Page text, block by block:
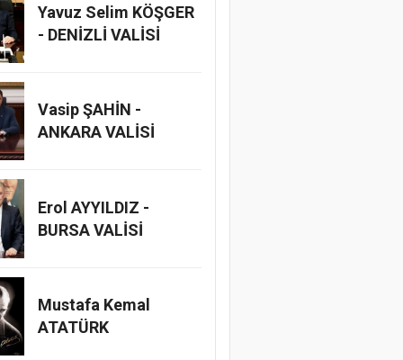
Yavuz Selim KÖŞGER
- DENİZLİ VALİSİ
Vasip ŞAHİN -
ANKARA VALİSİ
Erol AYYILDIZ -
BURSA VALİSİ
Mustafa Kemal
ATATÜRK